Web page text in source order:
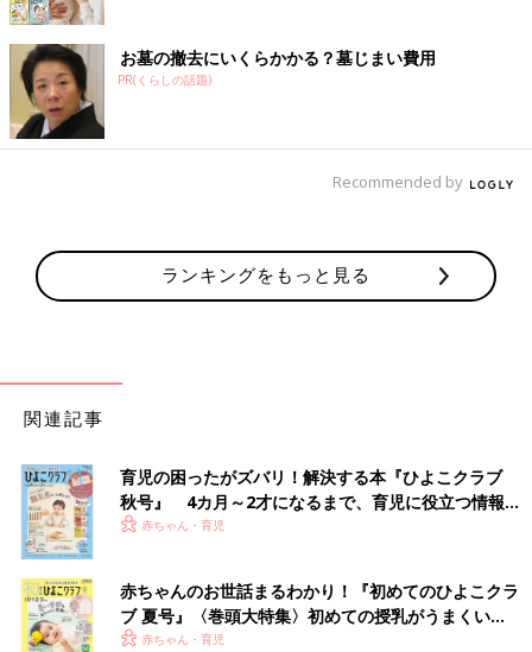
お墓の撤去にいくらかかる？墓じまい費用
PR(くらしの話題)
Recommended by
ランキングをもっと見る
関連記事
育児の困ったがズバリ！解決する本『ひよこクラブ
秋号』 4カ月～2才になるまで、育児に役立つ情報が
いっぱい！
赤ちゃん・育児
赤ちゃんのお世話まるわかり！『初めてのひよこクラ
ブ 夏号』〈巻頭大特集〉初めての授乳がうまくい
く！ おっぱい・ミルクの基本と夏のトラブル 解決テ
赤ちゃん・育児